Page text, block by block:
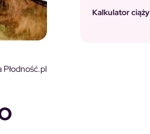
Płodność.pl
Kalkulator ciąży